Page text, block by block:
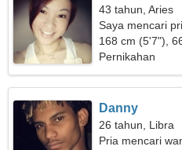
43 tahun, Aries
Saya mencari
ski bersama
168 cm (5'7"),
Pernikahan
Danny
26 tahun, Libra
Pria mencari